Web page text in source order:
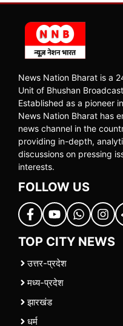
News Nation Bharat is a
Unit of Bhushan
Established as a pioneer
News Nation Bharat has
news channel in the
providing in-depth,
discussions on pressing
interests.
FOLLOW US
TOP CITY NEWS
उत्तर-प्रदेश
मध्य-प्रदेश
झारखंड
धर्म